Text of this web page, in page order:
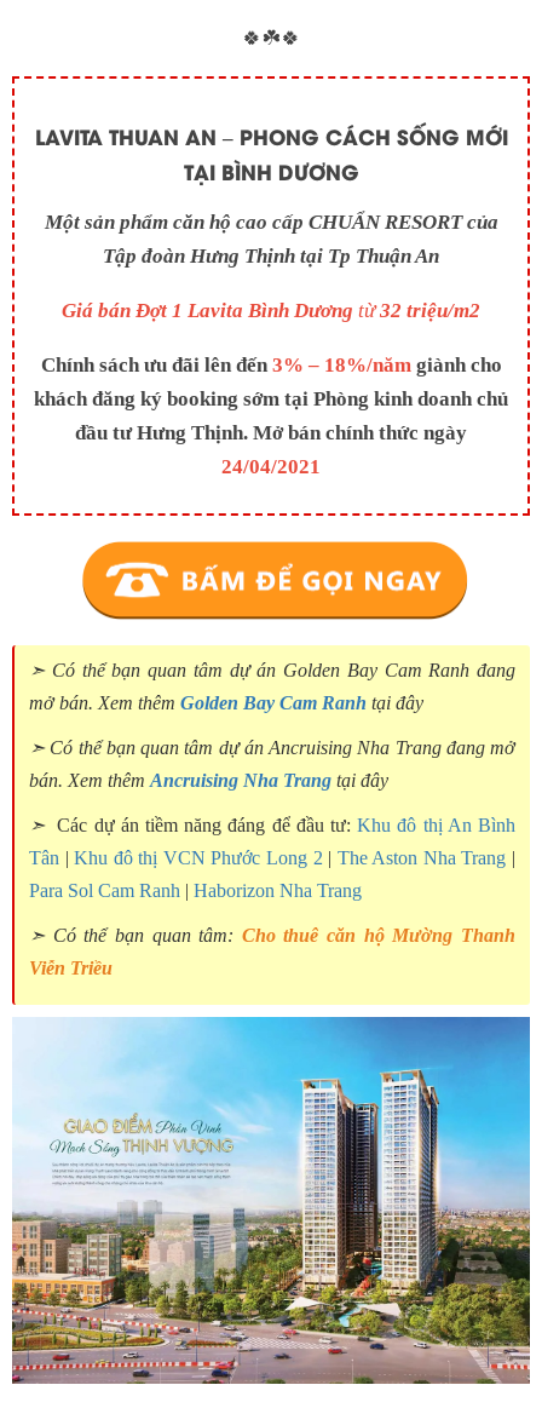
🍀☘️🍀
LAVITA THUAN AN – PHONG CÁCH SỐNG MỚI
TẠI BÌNH DƯƠNG
Một sản phẩm căn hộ cao cấp CHUẨN RESORT của
Tập đoàn Hưng Thịnh tại Tp Thuận An
Giá bán Đợt 1 Lavita Bình Dương từ32 triệu/m2
Chính sách ưu đãi lên đến 3% – 18%/năm giành cho
khách đăng ký booking sớm tại Phòng kinh doanh chủ
đầu tư Hưng Thịnh. Mở bán chính thức ngày
24/04/2021
➣ Có thể bạn quan tâm dự án Golden Bay Cam Ranh đang
mở bán. Xem thêm Golden Bay Cam Ranh tại đây
➣ Có thể bạn quan tâm dự án Ancruising Nha Trang đang mở
bán. Xem thêm Ancruising Nha Trang tại đây
➣ Các dự án tiềm năng đáng để đầu tư:Khu đô thị An Bình
Tân |Khu đô thị VCN Phước Long 2 | The Aston Nha Trang |
Para Sol Cam Ranh | Haborizon Nha Trang
➣ Có thể bạn quan tâm: Cho thuê căn hộ Mường Thanh
Viễn Triều